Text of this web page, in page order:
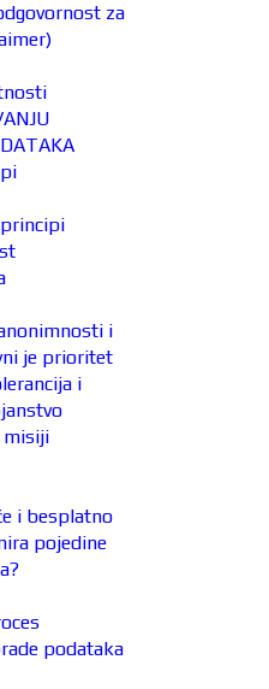
za
i
je prioritet
i
misiji
i besplatno
pojedine
podataka